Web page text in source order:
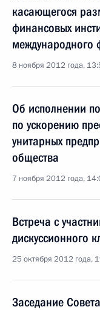
касающегося
финансовых
международного
8 ноября 2012 года,
Об исполнении
по ускорению
унитарных
общества
7 ноября 2012 года,
Встреча с
дискуссионного
25 октября 2012 года,
Заседание